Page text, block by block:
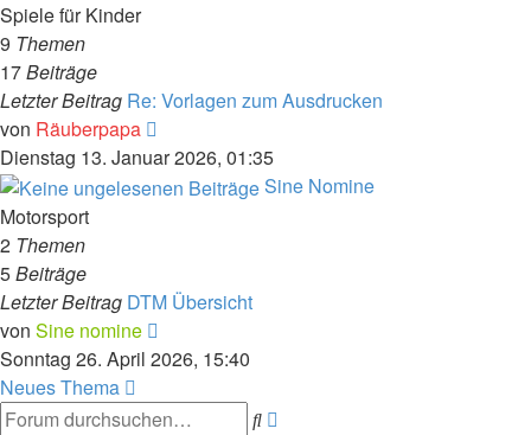
Spiele für Kinder
9 Themen
17Beiträge
Letzter Beitrag Re: Vorlagen zum Ausdrucken
von Räuberpapa
Beitrag
Dienstag 13. Januar 2026, 01:35
Sine Nomine
Motorsport
2 Themen
5Beiträge
Letzter Beitrag DTM Übersicht
von Sine nomine
Beitrag
Sonntag 26. April 2026, 15:40
Neues Thema
Suche